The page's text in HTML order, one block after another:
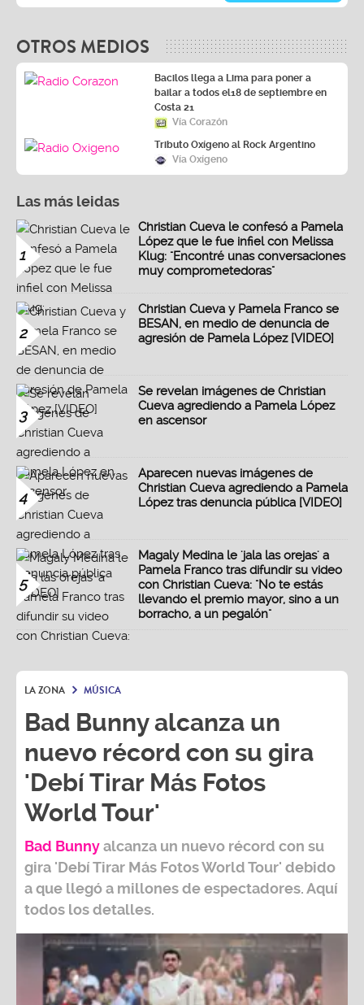
OTROS MEDIOS
Bacilos llega a Lima para poner a
bailar a todos el18 de septiembre en
Costa 21
Vía Corazón
Tributo Oxígeno al Rock Argentino
Vía Oxígeno
Las más leidas
1
Christian Cueva le confesó a Pamela
López que le fue infiel con Melissa
Klug: "Encontré unas conversaciones
muy comprometedoras"
2
Christian Cueva y Pamela Franco se
BESAN, en medio de denuncia de
agresión de Pamela López [VIDEO]
3
Se revelan imágenes de Christian
Cueva agrediendo a Pamela López
en ascensor
4
Aparecen nuevas imágenes de
Christian Cueva agrediendo a Pamela
López tras denuncia pública [VIDEO]
5
Magaly Medina le 'jala las orejas' a
Pamela Franco tras difundir su video
con Christian Cueva: "No te estás
llevando el premio mayor, sino a un
borracho, a un pegalón"
LA ZONA MÚSICA
Bad Bunny alcanza un
nuevo récord con su gira
'Debí Tirar Más Fotos
World Tour'
Bad Bunnyalcanza un nuevo récord con su
gira 'Debí Tirar Más Fotos World Tour' debido
a que llegó a millones de espectadores. Aquí
todos los detalles.